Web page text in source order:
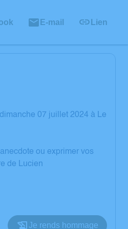
E-mail Lien
07 juillet 2024 à Le
ou exprimer vos
de Lucien
Je rends hommage